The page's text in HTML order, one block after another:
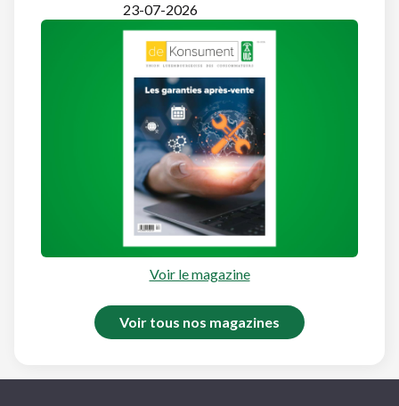
23-07-2026
Voir le magazine
Voir tous nos magazines